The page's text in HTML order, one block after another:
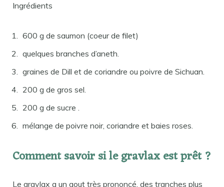
Ingrédients
600 g de saumon (coeur de filet)
quelques branches d’aneth.
graines de Dill et de coriandre ou poivre de Sichuan.
200 g de gros sel.
200 g de sucre .
mélange de poivre noir, coriandre et baies roses.
Comment savoir si le gravlax est prêt ?
Le gravlax a un gout très prononcé, des tranches plus